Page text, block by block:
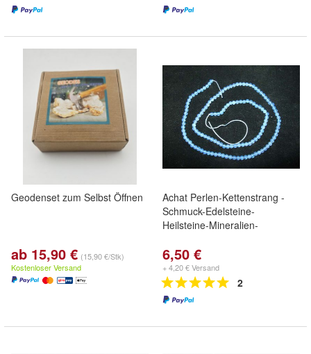
Geodenset zum Selbst Öffnen
ab 15,90 € (15,90 €/Stk)
Kostenloser Versand
Achat Perlen-Kettenstrang -
Schmuck-Edelsteine-
Heilsteine-Mineralien-
6,50 €
+ 4,20 € Versand
2